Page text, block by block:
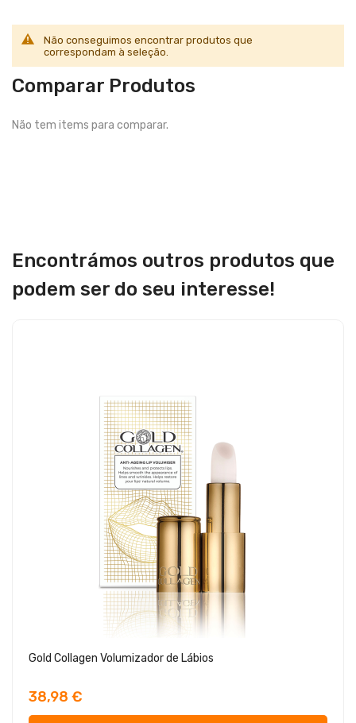
Não conseguimos encontrar produtos que
correspondam à seleção.
Comparar Produtos
Não tem items para comparar.
Encontrámos outros produtos que
podem ser do seu interesse!
Gold Collagen Volumizador de Lábios
38,98 €